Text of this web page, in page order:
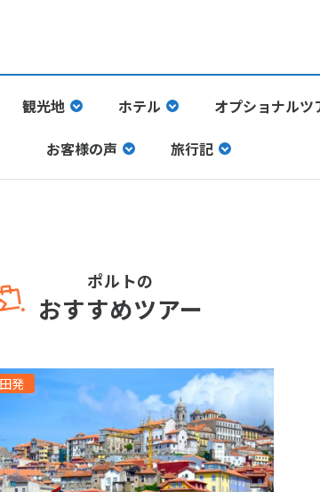
観光地 ホテル
オプショナルツ
お客様の声
旅行記
ポルトの
おすすめツアー
発